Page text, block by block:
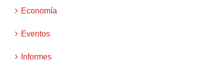
Economía
Eventos
Informes